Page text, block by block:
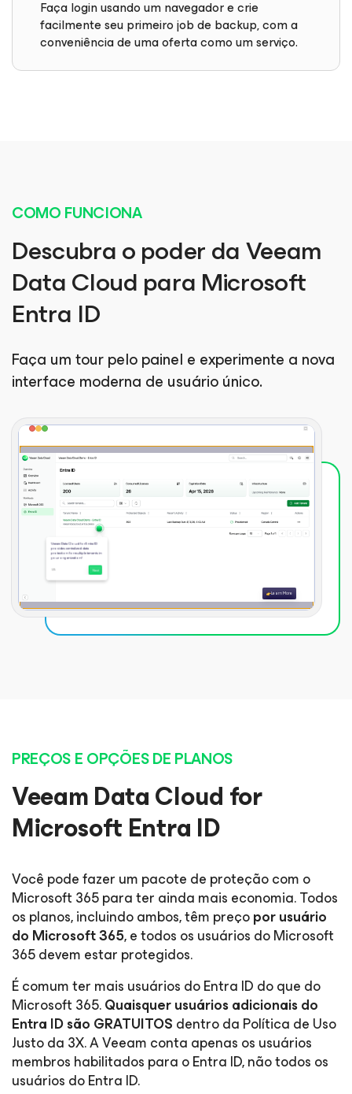
Faça login usando um navegador e crie
facilmente seu primeiro job de backup, com a
conveniência de uma oferta como um serviço.
COMO FUNCIONA
Descubra o poder da Veeam
Data Cloud para Microsoft
Entra ID
Faça um tour pelo painel e experimente a nova
interface moderna de usuário único.
PREÇOS E OPÇÕES DE PLANOS
Veeam Data Cloud for
Microsoft Entra ID
Você pode fazer um pacote de proteção com o
Microsoft 365 para ter ainda mais economia. Todos
os planos, incluindo ambos, têm preçopor usuário
do Microsoft 365, e todos os usuários do Microsoft
365 devem estar protegidos.
É comum ter mais usuários do Entra ID do que do
Microsoft 365.Quaisquer usuários adicionais do
Entra ID são GRATUITOS dentro da Política de Uso
Justo da 3X. A Veeam conta apenas os usuários
membros habilitados para o Entra ID, não todos os
usuários do Entra ID.